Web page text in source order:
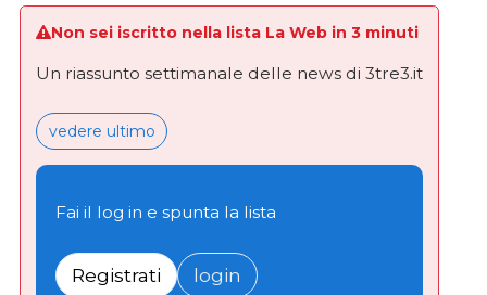
Non sei iscritto nella lista La Web in 3 minuti
Un riassunto settimanale delle news di 3tre3.it
vedere ultimo
Fai il log in e spunta la lista
Registrati login